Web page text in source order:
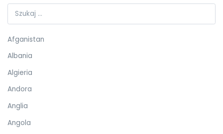
Afganistan
Albania
Algieria
Andora
Anglia
Angola